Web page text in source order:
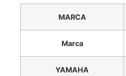
MARCA
Marca
YAMAHA